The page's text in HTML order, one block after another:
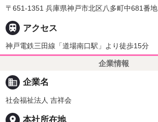
〒651-1351 兵庫県神戸市北区八多町中681番地
 アクセス
神戸電鉄三田線「道場南口駅」より徒歩15分
企業情報
business 企業名
社会福祉法人 吉祥会
place 本社所在地